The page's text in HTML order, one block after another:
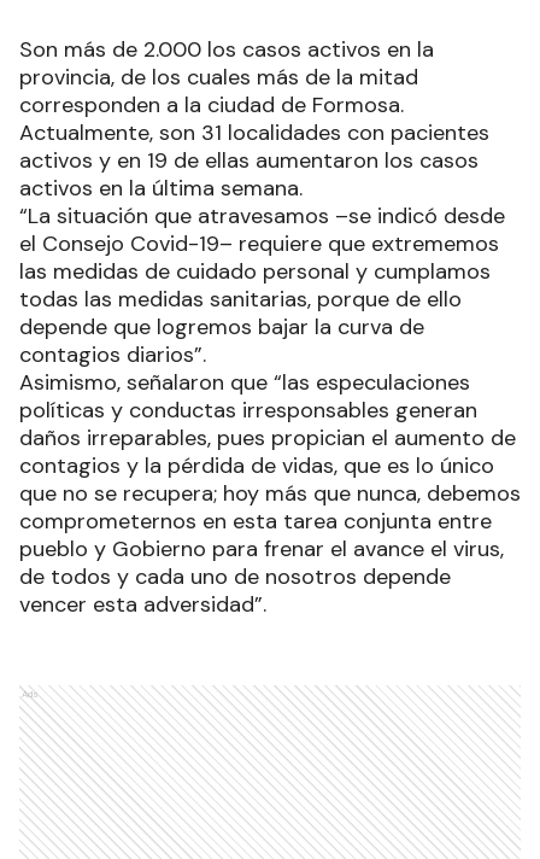
Son más de 2.000 los casos activos en la
provincia, de los cuales más de la mitad
corresponden a la ciudad de Formosa.
Actualmente, son 31 localidades con pacientes
activos y en 19 de ellas aumentaron los casos
activos en la última semana.
“La situación que atravesamos –se indicó desde
el Consejo Covid-19– requiere que extrememos
las medidas de cuidado personal y cumplamos
todas las medidas sanitarias, porque de ello
depende que logremos bajar la curva de
contagios diarios”.
Asimismo, señalaron que “las especulaciones
políticas y conductas irresponsables generan
daños irreparables, pues propician el aumento de
contagios y la pérdida de vidas, que es lo único
que no se recupera; hoy más que nunca, debemos
comprometernos en esta tarea conjunta entre
pueblo y Gobierno para frenar el avance el virus,
de todos y cada uno de nosotros depende
vencer esta adversidad”.
Ads